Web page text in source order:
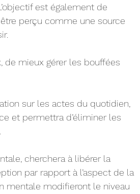
est également de
perçu comme une source
de mieux gérer les bouffées
sur les actes du quotidien,
et permettra d’éliminer les
cherchera à libérer la
par rapport à l’aspect de la
mentale modifieront le niveau